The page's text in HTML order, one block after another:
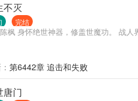
不灭
完结
枫 身怀绝世神器，修盖世魔功。 战
第6442章 追击和失败
唐门